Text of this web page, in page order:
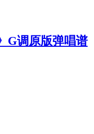
G调原版弹唱谱